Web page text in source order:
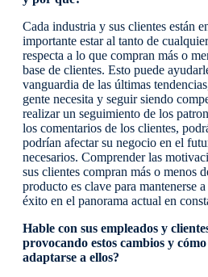
Cada industria y sus clientes están
importante estar al tanto de
respecta a lo que compran más o
base de clientes. Esto puede
vanguardia de las últimas
gente necesita y seguir siendo
realizar un seguimiento de los
los comentarios de los clientes,
podrían afectar su negocio en el
necesarios. Comprender las
sus clientes compran más o menos
producto es clave para mantenerse
éxito en el panorama actual en
Hable con sus empleados y
provocando estos cambios y
adaptarse a ellos?